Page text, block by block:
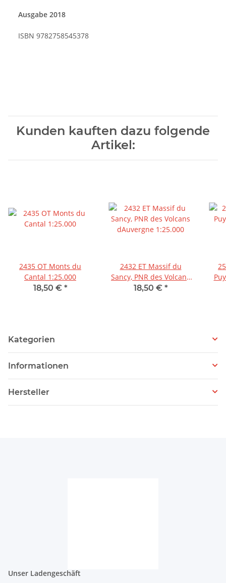
Ausgabe 2018
ISBN 9782758545378
Kunden kauften dazu folgende
Artikel:
2435 OT Monts du
Cantal 1:25.000
18,50 € *
2432 ET Massif du
Sancy, PNR des Volcans
d'Auvergne 1:25.000
18,50 € *
Kategorien
Informationen
Hersteller
Unser Ladengeschäft